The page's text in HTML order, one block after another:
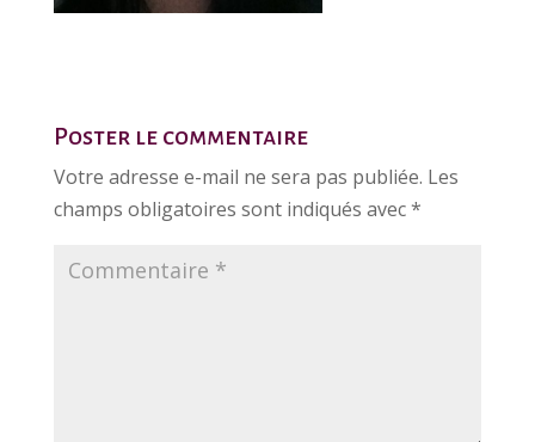
Poster le commentaire
Votre adresse e-mail ne sera pas publiée. Les
champs obligatoires sont indiqués avec*